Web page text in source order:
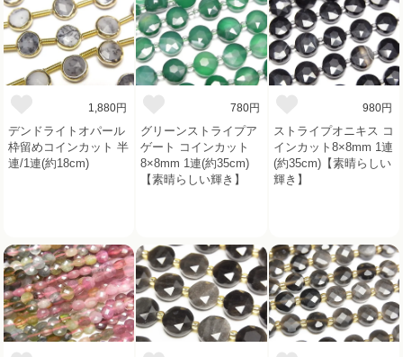
1,880円
デンドライトオパール
枠留めコインカット 半
連/1連(約18cm)
780円
グリーンストライプア
ゲート コインカット
8×8mm 1連(約35cm)
【素晴らしい輝き】
980円
ストライプオニキス コ
インカット8×8mm 1連
(約35cm)【素晴らしい
輝き】